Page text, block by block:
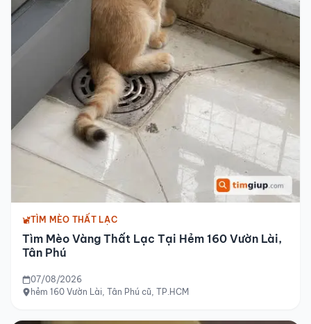
TÌM MÈO THẤT LẠC
Tìm Mèo Vàng Thất Lạc Tại Hẻm 160 Vườn Lài,
Tân Phú
07/08/2026
hẻm 160 Vườn Lài, Tân Phú cũ, TP.HCM